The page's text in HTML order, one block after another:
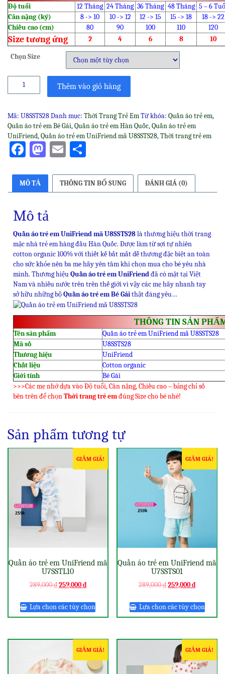
Độ tuổi 12 Tháng 24 Tháng 36 Tháng 48 Tháng 5 – 6
Cân nặng (ký)
8 -> 10 10 -> 12 12 -> 15 15 -> 18
18 -> 22
Chiều cao (cm)
80 90 100 110 120
Size tương ứng 2 4 6 8 10
Chọn Size
Quần
UniFriend
mã
U8SSTS28
số
Thêm vào giỏ hàng
Mã: U8SSTS28Danh mục: Thời Trang Trẻ EmTừ khóa: Quần áo trẻ em,
Quần áo trẻ em Bé Gái,Quần áo trẻ em Hàn Quốc,Quần áo trẻ em
UniFriend,Quần áo trẻ em UniFriend mã U8SSTS28,Thời trang trẻ em
Facebook
Mastodon
Email
MÔ TẢ THÔNG TIN BỔ SUNG ĐÁNH GIÁ (0)
Mô tả
Quần áo trẻ em UniFriend mã U8SSTS28là thương hiệu thời trang
mặc nhà trẻ em hàng đầu Hàn Quốc. Được làm từ sợi tự nhiên
cotton organic 100% với thiết kế bắt mắt dễ thương đặc biệt an toàn
cho sức khỏe nên ba me hãy yên tâm khi chọn mua cho bé yêu nhà
mình. Thương hiệuQuần áo trẻ em UniFriendđã có mặt tại Việt
Nam và nhiều nước trên trên thế giới vì vậy các mẹ hãy nhanh tay
sở hữu những bộQuần áo trẻ em Bé Gáithật đáng yêu…
THÔNG TIN SẢN
Tên sản phẩm
Quần áo trẻ em UniFriend mã U8SSTS28
Mã số
U8SSTS28
Thương hiệu
UniFriend
Chất liệu
Cotton organic
Giới tính
Bé Gái
>>>Các mẹ nhớ dựa vào Độ tuổi, Cân nặng, Chiều cao – bảng chỉ số
bên trên để chọnThời trang trẻ emđúng Size cho bé nhé!
Sản phẩm tương tự
GIẢM GIÁ!
Quần áo trẻ em UniFriend mã
U7SSTL10
289,000₫259,000₫
Lựa chọn các tùy chọn
GIẢM GIÁ!
Quần áo trẻ em UniFriend mã
U7SSTS01
289,000₫259,000₫
Lựa chọn các tùy chọn
GIẢM GIÁ! GIẢM GIÁ!